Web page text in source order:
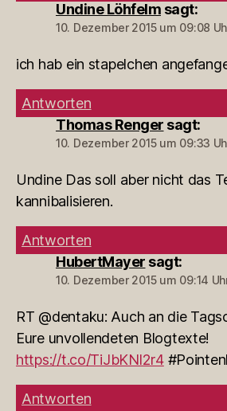
Undine Löhfelm sagt:
10. Dezember 2015 um 09:08
ich hab ein stapelchen
Antworten
Thomas Renger sagt:
10. Dezember 2015 um 09:33
Undine Das soll aber nicht das
kannibalisieren.
Antworten
HubertMayer sagt:
10. Dezember 2015 um 09:14
RT @dentaku: Auch an die
Eure unvollendeten Blogtexte!
https://t.co/TiJbKNl2r4
Antworten